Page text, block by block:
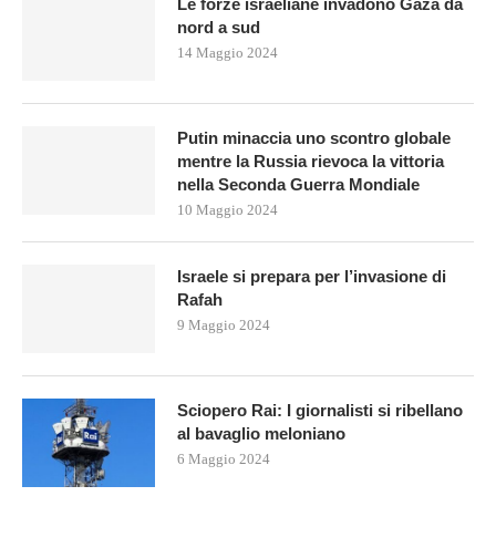
Le forze israeliane invadono Gaza da
nord a sud
14 Maggio 2024
Putin minaccia uno scontro globale
mentre la Russia rievoca la vittoria
nella Seconda Guerra Mondiale
10 Maggio 2024
Israele si prepara per l’invasione di
Rafah
9 Maggio 2024
Sciopero Rai: I giornalisti si ribellano
al bavaglio meloniano
6 Maggio 2024